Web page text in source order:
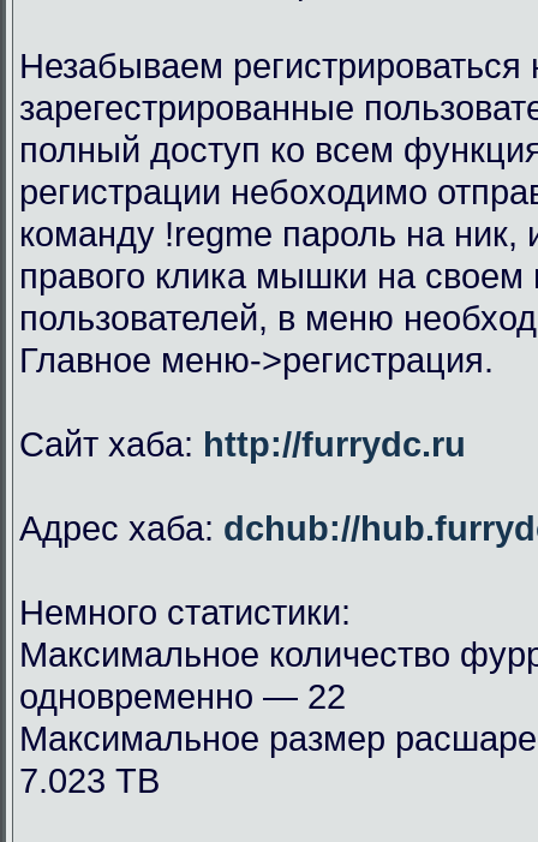
Незабываем регистрироваться
зарегестрированные
полный доступ ко всем
регистрации небоходимо
команду !regme пароль на
правого клика мышки на своем
пользователей, в меню
Главное меню->регистрация.
Сайт хаба: http://furrydc.ru
Адрес хаба: dchub://
Немного статистики:
Максимальное количество
одновременно — 22
Максимальное размер
7.023 TB